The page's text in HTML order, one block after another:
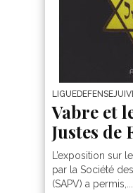
Vabre et
Justes de
L’exposition sur
par la Société
(SAPV) a permis,...